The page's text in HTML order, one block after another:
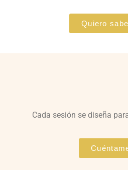
Quiero
Cada sesión se diseña